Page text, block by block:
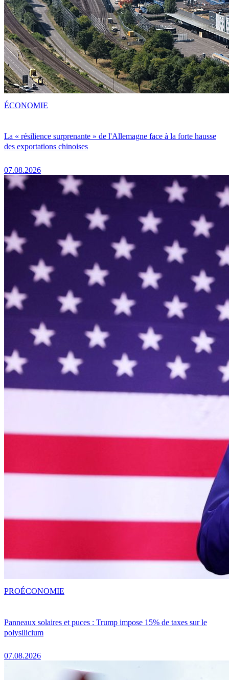
La « résilience surprenante » de l'Allemagne face à la forte hausse
des exportations chinoises
07.08.2026
ÉCONOMIE
Panneaux solaires et puces : Trump impose 15% de taxes sur le
polysilicium
07.08.2026
PROÉCONOMIE